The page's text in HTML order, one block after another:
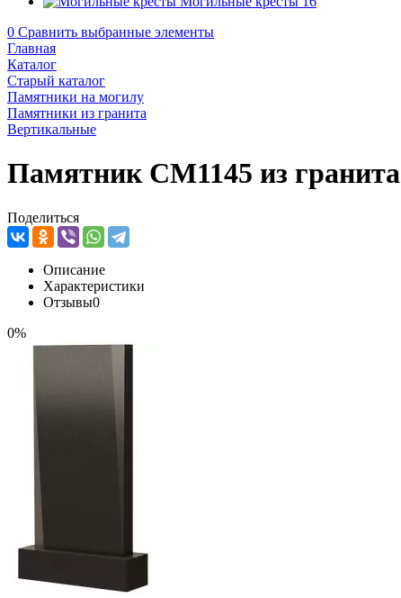
0 Сравнить выбранные элементы
Главная
Каталог
Старый каталог
Памятники на могилу
Памятники из гранита
Вертикальные
Памятник CM1145 из гранита
Поделиться
Описание
Характеристики
Отзывы0
0%